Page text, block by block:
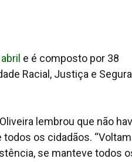
e é composto por 38
Racial, Justiça e
lembrou que não
os cidadãos.
se manteve todos